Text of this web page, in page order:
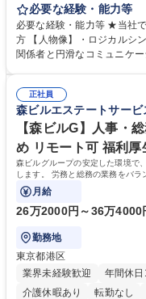
す。 【業務内容の一例】■所
務 ■営業部門の企画スタッフ、ルート営業 【キャ
ポジションで一定期間ご活
鑑みてジョブローテーショ
表するインフラ企業 #ポテン
必要な経験・能力等
必要な経験・能力等 ★当社
方 【人物像】・ロジカルシ
関係者と円滑なコミュニケーションを図れる
72.html ■エネルギーセキュ
甚大化など、これまで以上
「未来の日常」の創造に向
す。 学歴・資格 学歴：
正社員
森ビルエステートサービ
【森ビルG】人事・
め リモート可 福利
森ビルグループの安定した環境で
します。 労務と総務の業務をバラ
にも挑戦できる、やりがいある環
月給
26万2000円～36万4000
勤務地
東京都港区
業界未経験歓迎
年間休
介護休暇あり
転勤なし